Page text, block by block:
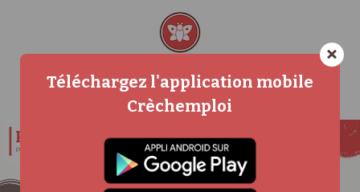
×
Téléchargez l'application mobile
Crèchemploi